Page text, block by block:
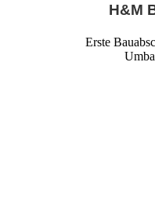
H&M
Erste